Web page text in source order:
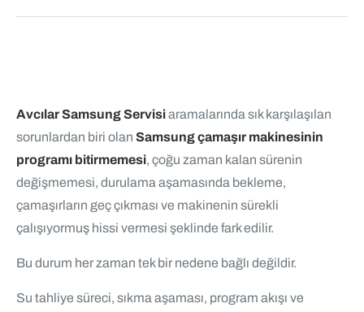
Avcılar Samsung Servisiaramalarında sık karşılaşılan
sorunlardan biri olan Samsung çamaşır makinesinin
programı bitirmemesi, çoğu zaman kalan sürenin
değişmemesi, durulama aşamasında bekleme,
çamaşırların geç çıkması ve makinenin sürekli
çalışıyormuş hissi vermesi şeklinde fark edilir.
Bu durum her zaman tek bir nedene bağlı değildir.
Su tahliye süreci, sıkma aşaması, program akışı ve